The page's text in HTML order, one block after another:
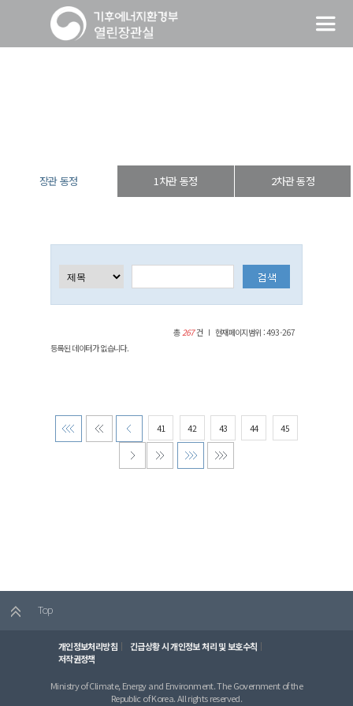
장관 동정 1차관 동정 2차관 동정
총267건
현재페이지범위 : 493-267
등록된 데이터가 없습니다.
41 42 43 44 45
Top
개인정보처리방침
긴급상황 시 개인정보 처리 및 보호수칙
저작권정책
Ministry of Climate, Energy and Environment. The Government of the
Republic of Korea. All rights reserved.